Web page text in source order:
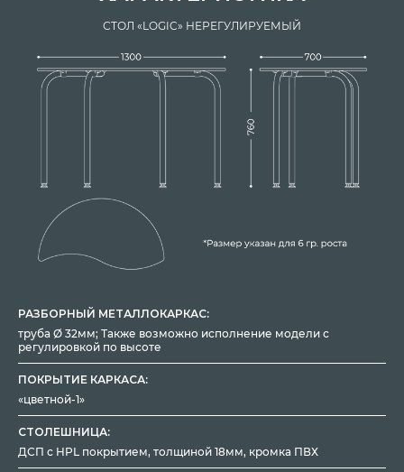
СТОЛ «LOGIC» НЕРЕГУЛИРУЕМЫЙ
РАЗБОРНЫЙ МЕТАЛЛОКАРКАС:
труба Ø 32мм; Также возможно исполнение модели с
регулировкой по высоте
ПОКРЫТИЕ КАРКАСА:
«цветной-1»
СТОЛЕШНИЦА:
ДСП с HPL покрытием, толщиной 18мм, кромка ПВХ